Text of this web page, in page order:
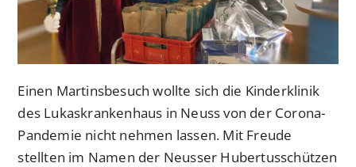
Einen Martinsbesuch wollte sich die Kinderklinik
des Lukaskrankenhaus in Neuss von der Corona-
Pandemie nicht nehmen lassen. Mit Freude
stellten im Namen der Neusser Hubertusschützen